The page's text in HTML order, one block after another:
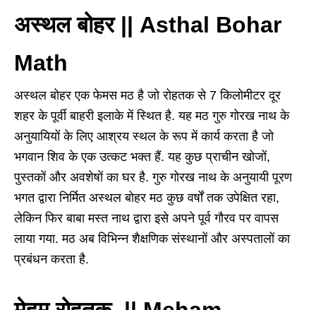
अस्थल बोहर || Asthal Bohar
Math
अस्थल बोहर एक फेमस मठ है जो रोहतक से 7 किलोमीटर दूर
शहर के पूर्वी बाहरी इलाके में स्थित है. यह मठ गुरु गोरख नाथ के
अनुयायियों के लिए आश्रय स्थल के रूप में कार्य करता है जो
भगवान शिव के एक उत्कट भक्त हैं. यह कुछ प्राचीन खोजों,
पुस्तकों और अवशेषों का घर है. गुरु गोरख नाथ के अनुयायी पूरण
भगत द्वारा निर्मित अस्थल बोहर मठ कुछ वर्षों तक उपेक्षित रहा,
लेकिन फिर बाबा मस्त नाथ द्वारा इसे अपने पूर्व गौरव पर वापस
लाया गया. मठ अब विभिन्न शैक्षणिक संस्थानों और अस्पतालों का
प्रबंधन करता है.